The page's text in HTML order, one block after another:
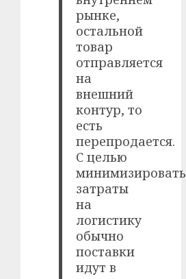
рынке,
остальной
товар
отправляется
на
внешний
контур, то
есть
перепродается.
С целью
минимизировать
затраты
на
логистику
обычно
поставки
идут в